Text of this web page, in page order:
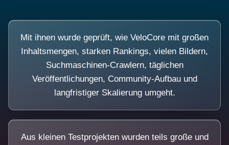
Mit ihnen wurde geprüft, wie VeloCore mit großen
Inhaltsmengen, starken Rankings, vielen Bildern,
Suchmaschinen-Crawlern, täglichen
Veröffentlichungen, Community-Aufbau und
langfristiger Skalierung umgeht.
Aus kleinen Testprojekten wurden teils große und